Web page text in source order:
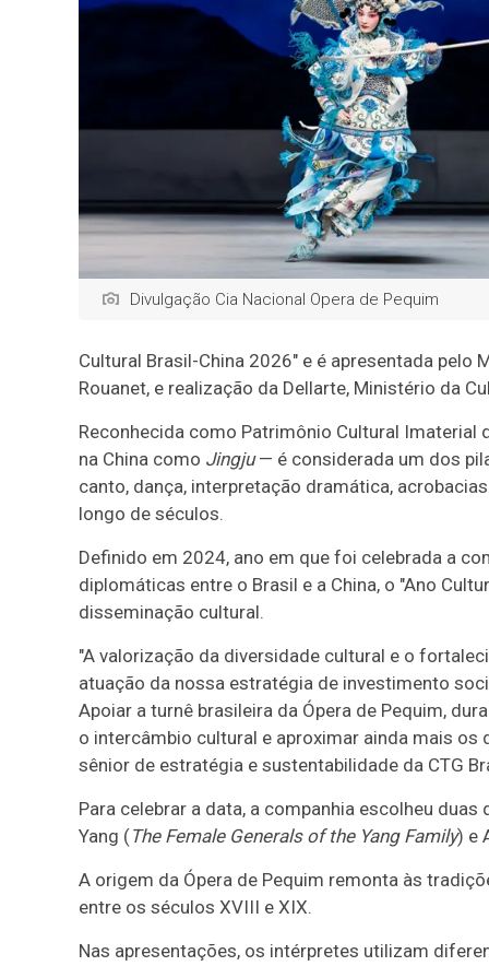
Divulgação Cia Nacional Opera de Pequim
Cultural Brasil-China 2026" e é apresentada pelo
Rouanet, e realização da Dellarte, Ministério da
Reconhecida como Patrimônio Cultural Imaterial
na China como Jingju— é considerada um dos
canto, dança, interpretação dramática,
longo de séculos.
Definido em 2024, ano em que foi celebrada a
diplomáticas entre o Brasil e a China, o "Ano
disseminação cultural.
"A valorização da diversidade cultural e o
atuação da nossa estratégia de investimento
Apoiar a turnê brasileira da Ópera de Pequim,
o intercâmbio cultural e aproximar ainda mais os
sênior de estratégia e sustentabilidade da CTG
Para celebrar a data, a companhia escolheu
Yang (The Female Generals of the Yang Family) e
A origem da Ópera de Pequim remonta às
entre os séculos XVIII e XIX.
Nas apresentações, os intérpretes utilizam